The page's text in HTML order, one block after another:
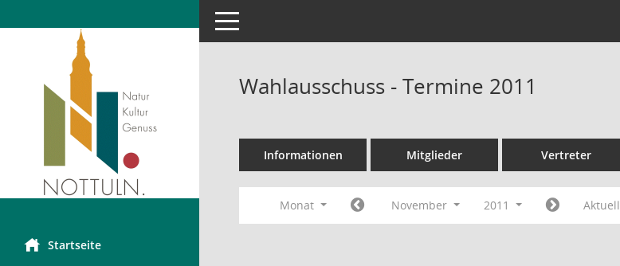
Startseite
Toggle navigation
Wahlausschuss - Termine 2011
Informationen Mitglieder Vertreter
Monat November 2011 Aktuell